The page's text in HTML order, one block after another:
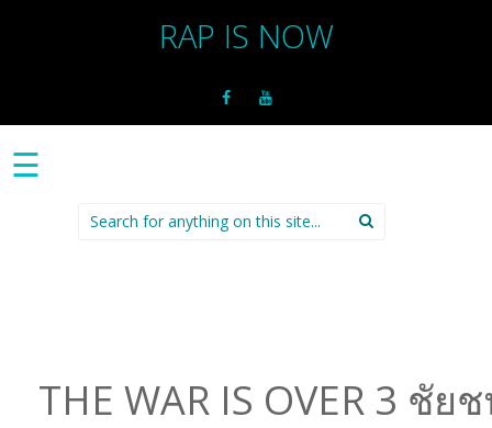
RAP IS NOW
☰
Search
for:
THE WAR IS OVER 3 ชั